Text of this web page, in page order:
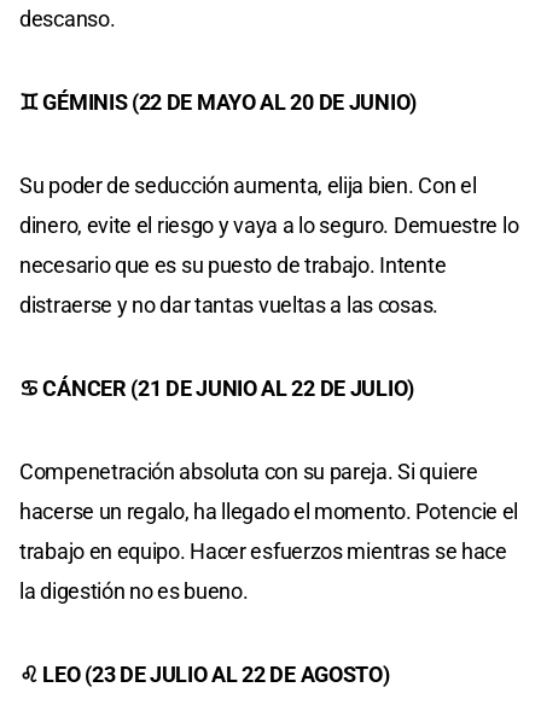
descanso.
♊ GÉMINIS (22 DE MAYO AL 20 DE JUNIO)
Su poder de seducción aumenta, elija bien. Con el
dinero, evite el riesgo y vaya a lo seguro. Demuestre lo
necesario que es su puesto de trabajo. Intente
distraerse y no dar tantas vueltas a las cosas.
♋ CÁNCER (21 DE JUNIO AL 22 DE JULIO)
Compenetración absoluta con su pareja. Si quiere
hacerse un regalo, ha llegado el momento. Potencie el
trabajo en equipo. Hacer esfuerzos mientras se hace
la digestión no es bueno.
♌ LEO (23 DE JULIO AL 22 DE AGOSTO)